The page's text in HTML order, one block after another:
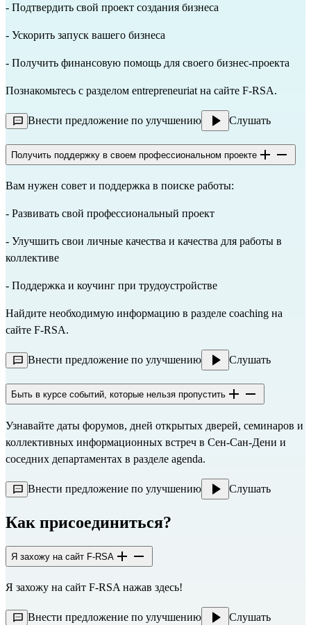
- Подтвердить свой проект создания бизнеса
- Ускорить запуск вашего бизнеса
- Получить финансовую помощь для своего бизнес-проекта
Познакомьтесь с разделом entrepreneuriat на сайте F-RSA.
Внести предложение по улучшению Слушать
Получить поддержку в своем профессиональном проекте
Вам нужен совет и поддержка в поиске работы:
- Развивать свой профессиональный проект
- Улучшить свои личные качества и качества для работы в
коллективе
- Поддержка и коучинг при трудоустройстве
Найдите необходимую информацию в разделе coaching на
сайте F-RSA.
Внести предложение по улучшению Слушать
Быть в курсе событий, которые нельзя пропустить
Узнавайте даты форумов, дней открытых дверей, семинаров и
коллективных информационных встреч в Сен-Сан-Дени и
соседних департаментах в разделе agenda.
Внести предложение по улучшению Слушать
Как присоединиться?
Я захожу на сайт F-RSA
Я захожу на сайт F-RSA нажав здесь!
Внести предложение по улучшению Слушать